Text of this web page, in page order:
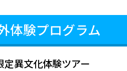
体験プログラム
異文化体験ツアー